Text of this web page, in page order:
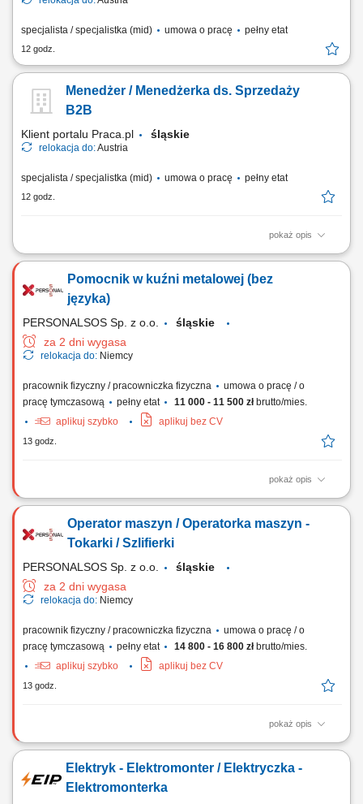
specjalista / specjalistka (mid) umowa o pracę pełny etat
12 godz.
Menedżer / Menedżerka ds. Sprzedaży
B2B
Klient portalu Praca.pl śląskie
relokacja do:Austria
specjalista / specjalistka (mid) umowa o pracę pełny etat
12 godz.
pokaż opis
Sprzedaż szerokiej gamy nowych i używanych pojazdów użytkowych
doradztwo dla klientów B2B w zakresie zarządzania flotą oraz
finansowania; Aktywne rozwijanie i pozyskiwanie nowych rynków
Pomocnik w kuźni metalowej (bez
języka)
PERSONALSOS Sp. z o.o.
śląskie
za 2 dni wygasa
relokacja do: Niemcy
pracownik fizyczny / pracowniczka fizyczna
umowa o pracę / o
pracę tymczasową
pełny etat 11 000 - 11 500 złbrutto/mies.
aplikuj szybko
aplikuj bez CV
13 godz.
pokaż opis
Twój dzień w pracy: Praca fizyczna bezpośrednio przy maszynach
przekazywanie ich do formowania. Udział w procesie tłoczenia
gotowych elementów z półfabrykatów stalowych. Ręczny transport i
Operator maszyn / Operatorka maszyn -
Tokarki / Szlifierki
PERSONALSOS Sp. z o.o.
śląskie
za 2 dni wygasa
relokacja do: Niemcy
pracownik fizyczny / pracowniczka fizyczna
umowa o pracę / o
pracę tymczasową
pełny etat 14 800 - 16 800 złbrutto/mies.
aplikuj szybko
aplikuj bez CV
13 godz.
pokaż opis
Zadania: Obsługa szlifierek do wałków w obróbki konwencjonalnej;
Dobór optymalnych parametrów obróbki; Wykonywanie pomiarów
kontrolnych oraz bieżąca kontrola jakości; Realizacja zleceń na
Elektryk - Elektromonter / Elektryczka -
Elektromonterka